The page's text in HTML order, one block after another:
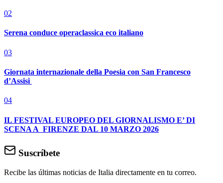
02
Serena conduce operaclassica eco italiano
03
Giornata internazionale della Poesia con San Francesco
d’Assisi
04
IL FESTIVAL EUROPEO DEL GIORNALISMO E’ DI
SCENA A FIRENZE DAL 10 MARZO 2026
Suscríbete
Recibe las últimas noticias de Italia directamente en tu correo.